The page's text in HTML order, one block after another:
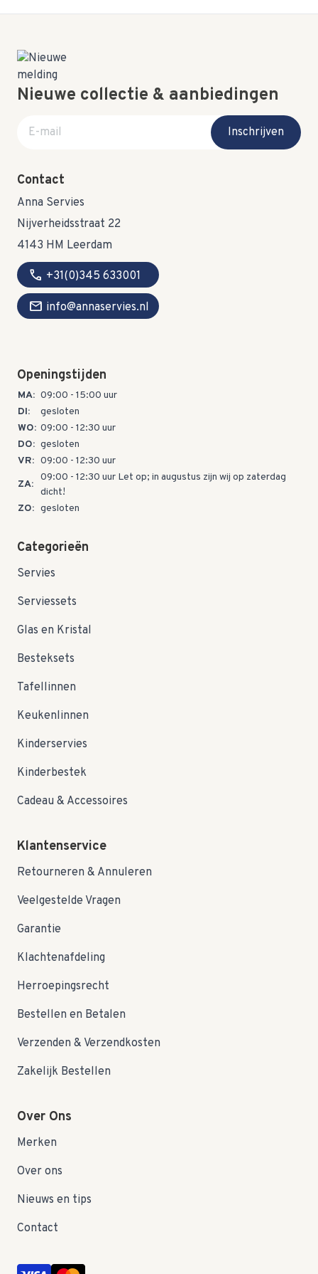
Nieuwe collectie & aanbiedingen
E-mail adres
Inschrijven
Contact
Anna Servies
Nijverheidsstraat 22
4143 HM Leerdam
call +31(0)345 633001
mail info@annaservies.nl
Openingstijden
MA: 09:00 - 15:00 uur
DI:
gesloten
WO: 09:00 - 12:30 uur
DO: gesloten
VR: 09:00 - 12:30 uur
ZA:
09:00 - 12:30 uur Let op; in augustus zijn wij op zaterdag
dicht!
ZO: gesloten
Categorieën
Servies
Serviessets
Glas en Kristal
Besteksets
Tafellinnen
Keukenlinnen
Kinderservies
Kinderbestek
Cadeau & Accessoires
Klantenservice
Retourneren & Annuleren
Veelgestelde Vragen
Garantie
Klachtenafdeling
Herroepingsrecht
Bestellen en Betalen
Verzenden & Verzendkosten
Zakelijk Bestellen
Over Ons
Merken
Over ons
Nieuws en tips
Contact